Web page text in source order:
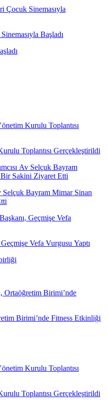
Başladı
Toplantısı Gerçekleştirildi
Selçuk Bayram Mimar Sinan
Vefa Vurgusu Yaptı
Birimi’nde Fitness Etkinliği
Toplantısı Gerçekleştirildi